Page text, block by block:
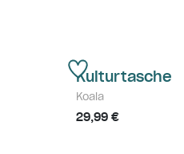
Kulturtasche
Koala
29,99 €